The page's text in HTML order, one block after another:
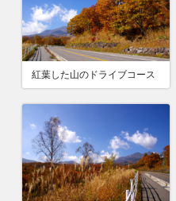
紅葉した山のドライブコース